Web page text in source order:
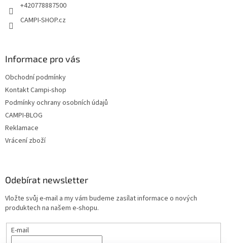
+420778887500
CAMPI-SHOP.cz
Informace pro vás
Obchodní podmínky
Kontakt Campi-shop
Podmínky ochrany osobních údajů
CAMPI-BLOG
Reklamace
Vrácení zboží
Odebírat newsletter
Vložte svůj e-mail a my vám budeme zasílat informace o nových
produktech na našem e-shopu.
E-mail